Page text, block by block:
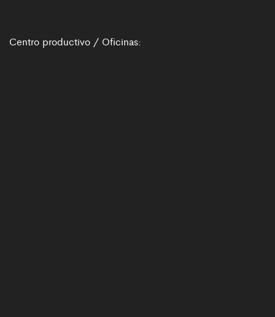
Centro productivo / Oficinas: